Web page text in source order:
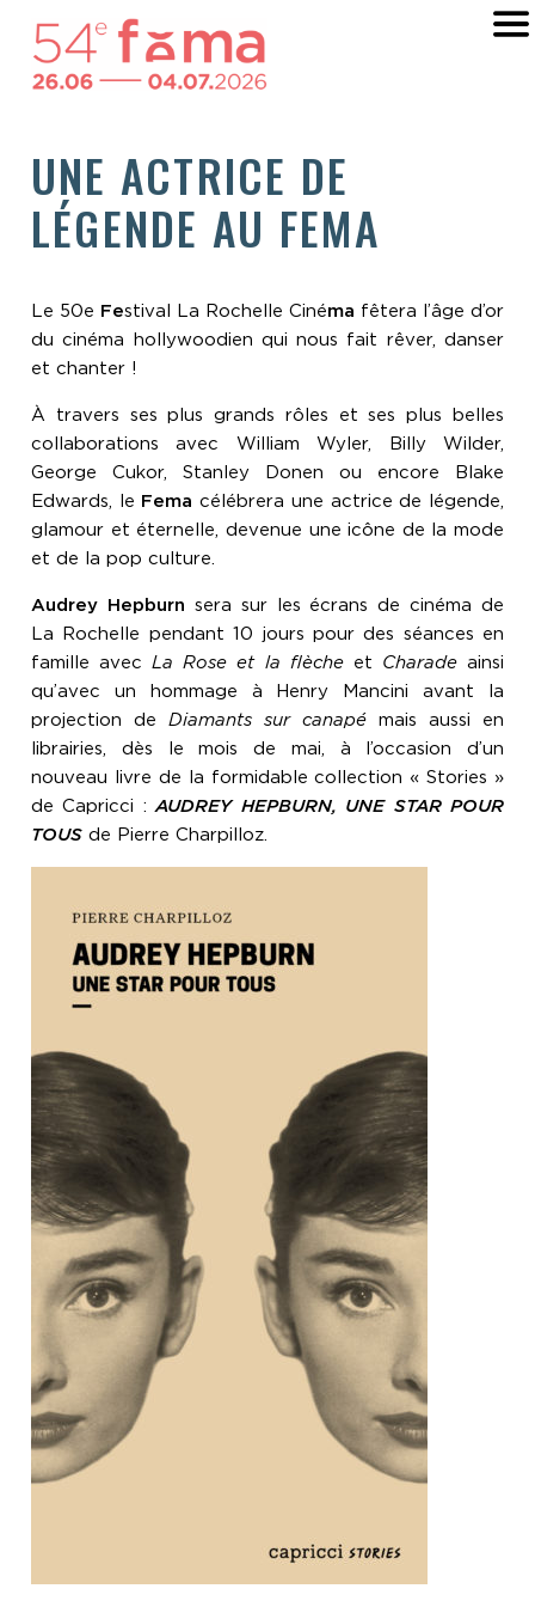
UNE ACTRICE DE
LÉGENDE AU FEMA
Le 50e Festival La Rochelle Cinéma fêtera l’âge d’or
du cinéma hollywoodien qui nous fait rêver, danser
et chanter !
À travers ses plus grands rôles et ses plus belles
collaborations avec William Wyler, Billy Wilder,
George Cukor, Stanley Donen ou encore Blake
Edwards, le Fema célébrera une actrice de légende,
glamour et éternelle, devenue une icône de la mode
et de la pop culture.
Audrey Hepburn sera sur les écrans de cinéma de
La Rochelle pendant 10 jours pour des séances en
famille avecLa Rose et la flècheet Charadeainsi
qu’avec un hommage à Henry Mancini avant la
projection de Diamants sur canapé mais aussi en
librairies, dès le mois de mai, à l’occasion d’un
nouveau livre de la formidable collection « Stories »
de Capricci :AUDREY HEPBURN, UNE STAR POUR
TOUS de Pierre Charpilloz.